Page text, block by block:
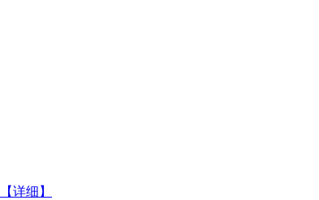
【详细】